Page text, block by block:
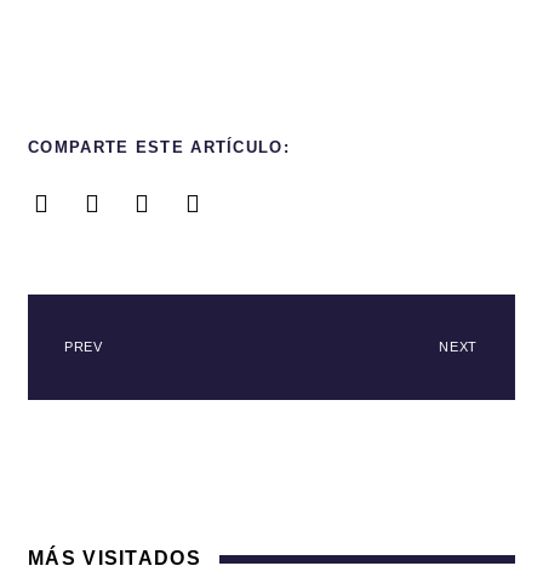
COMPARTE ESTE ARTÍCULO:
PREV NEXT
MÁS VISITADOS